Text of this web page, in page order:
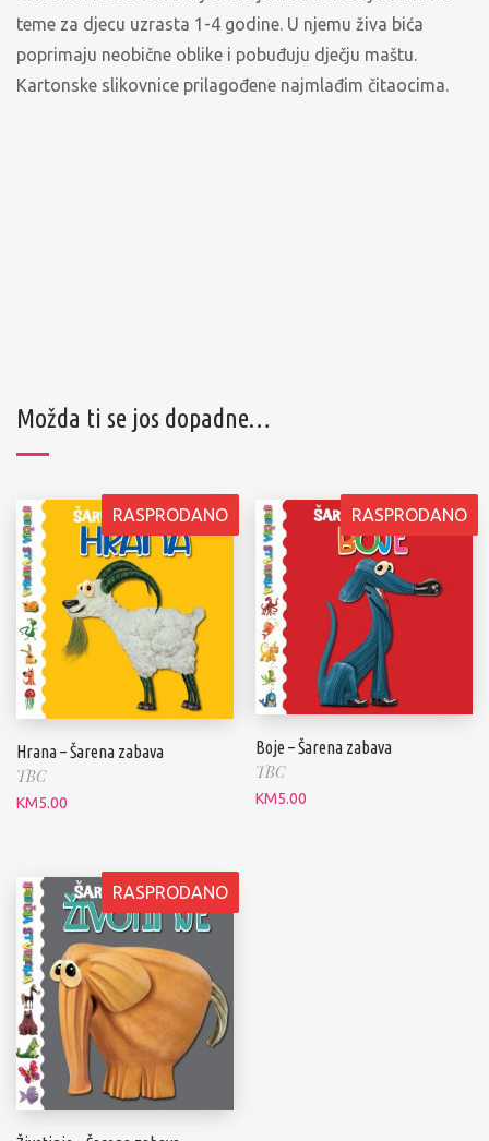
teme za djecu uzrasta 1-4 godine. U njemu živa bića
poprimaju neobične oblike i pobuđuju dječju maštu.
Kartonske slikovnice prilagođene najmlađim čitaocima.
Možda ti se jos dopadne…
RASPRODANO
Hrana – Šarena zabava
TBC
KM5.00
RASPRODANO
Boje – Šarena zabava
TBC
KM5.00
RASPRODANO